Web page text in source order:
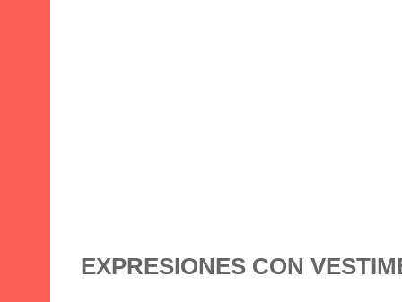
EXPRESIONES CON